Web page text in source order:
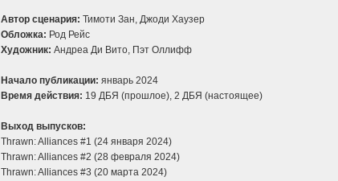
Автор сценария: Тимоти Зан, Джоди Хаузер
Обложка: Род Рейс
Художник: Андреа Ди Вито, Пэт Оллифф
Начало публикации: январь 2024
Время действия: 19 ДБЯ (прошлое), 2 ДБЯ (настоящее)
Выход выпусков:
Thrawn: Alliances #1 (24 января 2024)
Thrawn: Alliances #2 (28 февраля 2024)
Thrawn: Alliances #3 (20 марта 2024)